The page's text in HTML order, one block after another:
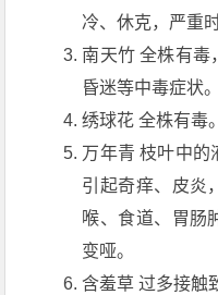
冷、休克，严重
南天竹 全株有毒
昏迷等中毒症状。
绣球花 全株有毒。
万年青 枝叶中的
引起奇痒、皮炎
喉、食道、胃肠
变哑。
含羞草 过多接触